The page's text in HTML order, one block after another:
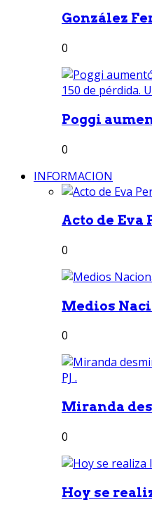
González
0
Poggi
0
INFORMACION
Acto de Eva
0
Medios
0
Miranda
0
Hoy se